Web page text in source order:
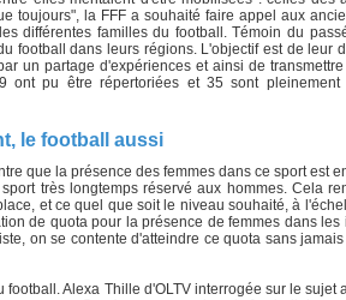
toujours", la FFF a souhaité faire appel aux
différentes familles du football. Témoin du
football dans leurs régions. L'objectif est de leur
un partage d'expériences et ainsi de
ont pu être répertoriées et 35 sont pleinement
le football aussi
que la présence des femmes dans ce sport est
très longtemps réservé aux hommes. Cela
et ce quel que soit le niveau souhaité, à
de quota pour la présence de femmes dans
on se contente d'atteindre ce quota sans
football. Alexa Thille d'OLTV interrogée sur le sujet